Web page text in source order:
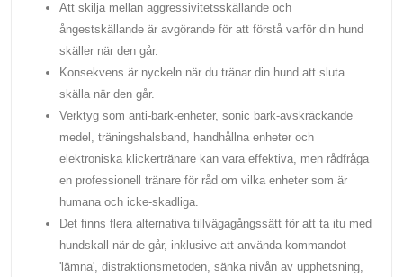
Att skilja mellan aggressivitetsskällande och
ångestskällande är avgörande för att förstå varför din hund
skäller när den går.
Konsekvens är nyckeln när du tränar din hund att sluta
skälla när den går.
Verktyg som anti-bark-enheter, sonic bark-avskräckande
medel, träningshalsband, handhållna enheter och
elektroniska klickertränare kan vara effektiva, men rådfråga
en professionell tränare för råd om vilka enheter som är
humana och icke-skadliga.
Det finns flera alternativa tillvägagångssätt för att ta itu med
hundskall när de går, inklusive att använda kommandot
'lämna', distraktionsmetoden, sänka nivån av upphetsning,